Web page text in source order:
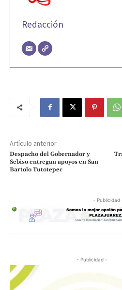
Redacción
Artículo anterior
Despacho del Gobernador y
Sebiso entregan apoyos en San
Bartolo Tutotepec
- Publicidad
- Publicidad -